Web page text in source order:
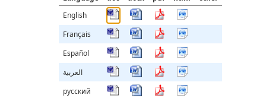
English
Français
Español
العربية
русский